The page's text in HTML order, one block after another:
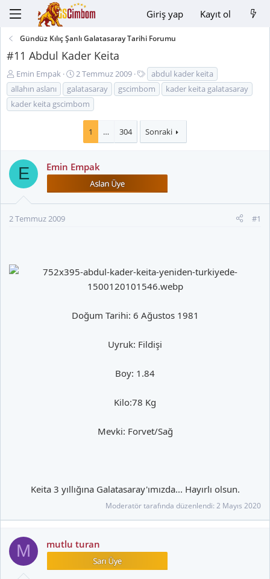
Giriş yap Kayıt ol
Gündüz Kılıç Şanlı Galatasaray Tarihi Forumu
#11 Abdul Kader Keita
K
o
n
u
a
Emin Empak
B
a
ş
l
ç
a
r
2 Temmuz 2009
t
i
t
l
abdul kader keita
allahın aslanı
galatasaray gscimbom
kader keita galatasaray
kader keita gscimbom
1 … 304 Sonraki
E Emin Empak
2 Temmuz 2009 #1
Doğum Tarihi: 6 Ağustos 1981
Uyruk: Fildişi
Boy: 1.84
Kilo:78 Kg
Mevki: Forvet/Sağ
Keita 3 yıllığına Galatasaray'ımızda... Hayırlı olsun.​
Moderatör tarafında düzenlendi: 2 Mayıs 2020
M mutlu turan